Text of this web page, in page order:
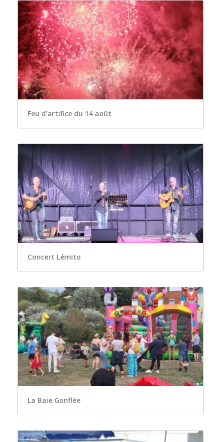
Feu d’artifice du 14 août
Concert Lémito
La Baie Gonflée